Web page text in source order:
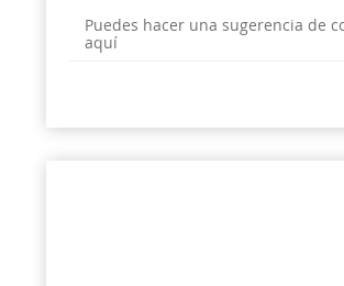
Puedes hacer una sugerencia de
aquí